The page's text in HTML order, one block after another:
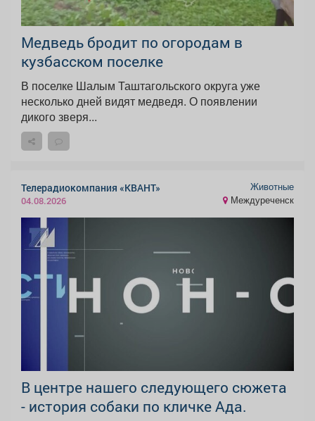
Медведь бродит по огородам в
кузбасском поселке
В поселке Шалым Таштагольского округа уже
несколько дней видят медведя. О появлении
дикого зверя...
Телерадиокомпания «КВАНТ»
04.08.2026
Животные
Междуреченск
В центре нашего следующего сюжета
- история собаки по кличке Ада.